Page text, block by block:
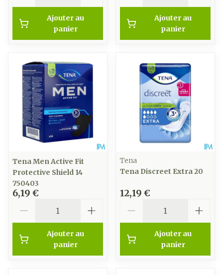
Ajouter au
panier
Ajouter au
panier
Tena Men Active Fit
Protective Shield 14
750403
6,19 €
Ajouter au
panier
Tena
Tena Discreet Extra 20
12,19 €
Ajouter au
panier